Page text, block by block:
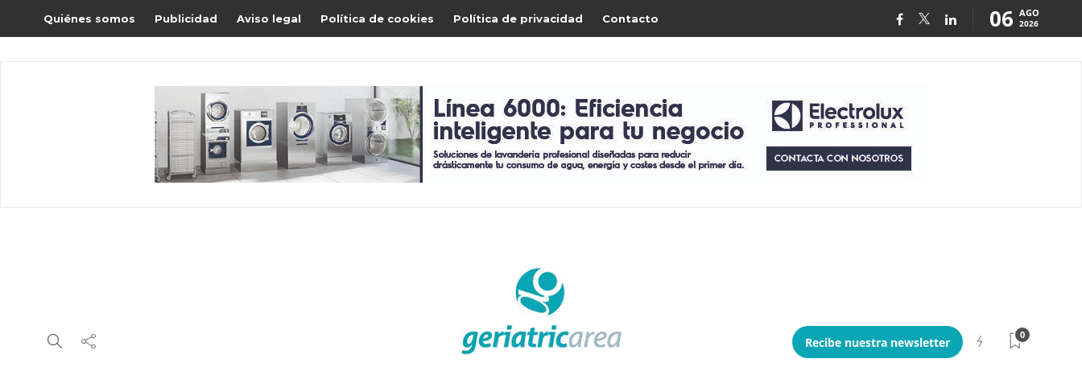
Quiénes somos Publicidad Aviso legal Política de cookies Política de privacidad Contacto 06 AGO
2026
Recibe nuestra newsletter
0